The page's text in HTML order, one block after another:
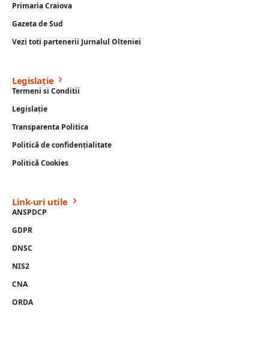
Primaria Craiova
Gazeta de Sud
Vezi toti partenerii Jurnalul Olteniei
Legislație
Termeni si Conditii
Legislație
Transparenta Politica
Politică de confidențialitate
Politică Cookies
Link-uri utile
ANSPDCP
GDPR
DNSC
NIS2
CNA
ORDA